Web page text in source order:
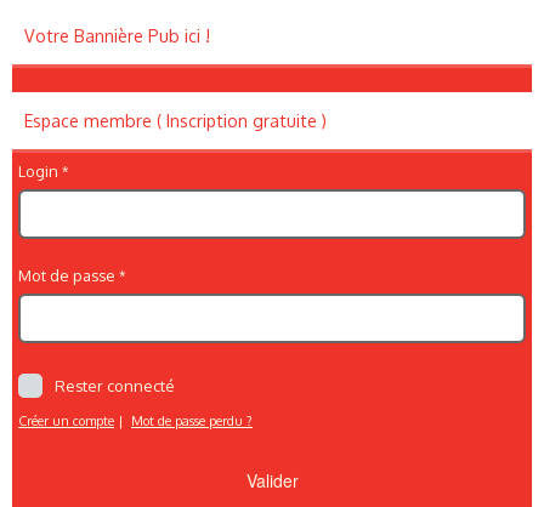
Votre Bannière Pub ici !
Espace membre ( Inscription gratuite )
Login
Mot de passe
Rester connecté
Créer un compte | Mot de passe perdu ?